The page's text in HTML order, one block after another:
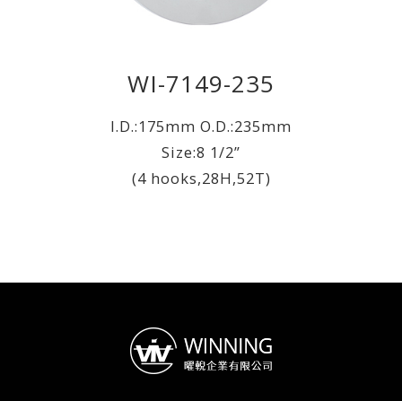
WI-7149-235
I.D.:175mm O.D.:235mm
Size:8 1/2”
(4 hooks,28H,52T)